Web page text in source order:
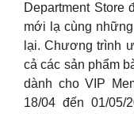
Department Store
mới lạ cùng
lại. Chương trình
cả các sản phẩm
dành cho VIP
18/04 đến 01/